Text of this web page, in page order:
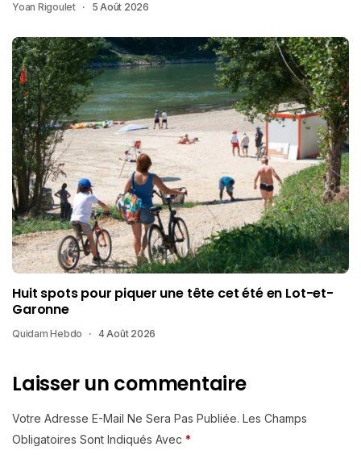
Yoan Rigoulet 5 Août 2026
Huit spots pour piquer une tête cet été en Lot-et-
Garonne
Quidam Hebdo 4 Août 2026
Laisser un commentaire
Votre Adresse E-Mail Ne Sera Pas Publiée. Les Champs
Obligatoires Sont Indiqués Avec *